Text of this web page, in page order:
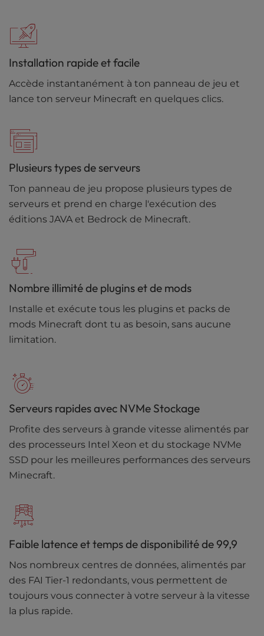
Installation rapide et facile
Accède instantanément à ton panneau de jeu et
lance ton serveur Minecraft en quelques clics.
Plusieurs types de serveurs
Ton panneau de jeu propose plusieurs types de
serveurs et prend en charge l'exécution des
éditions JAVA et Bedrock de Minecraft.
Nombre illimité de plugins et de mods
Installe et exécute tous les plugins et packs de
mods Minecraft dont tu as besoin, sans aucune
limitation.
Serveurs rapides avec NVMe Stockage
Profite des serveurs à grande vitesse alimentés par
des processeurs Intel Xeon et du stockage NVMe
SSD pour les meilleures performances des serveurs
Minecraft.
Faible latence et temps de disponibilité de 99,9
Nos nombreux centres de données, alimentés par
des FAI Tier-1 redondants, vous permettent de
toujours vous connecter à votre serveur à la vitesse
la plus rapide.